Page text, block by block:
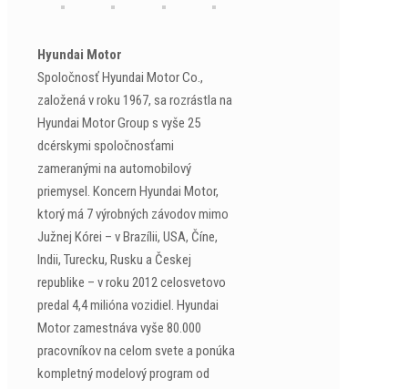
Hyundai Motor
Spoločnosť Hyundai Motor Co.,
založená v roku 1967, sa rozrástla na
Hyundai Motor Group s vyše 25
dcérskymi spoločnosťami
zameranými na automobilový
priemysel. Koncern Hyundai Motor,
ktorý má 7 výrobných závodov mimo
Južnej Kórei – v Brazílii, USA, Číne,
Indii, Turecku, Rusku a Českej
republike – v roku 2012 celosvetovo
predal 4,4 milióna vozidiel. Hyundai
Motor zamestnáva vyše 80.000
pracovníkov na celom svete a ponúka
kompletný modelový program od